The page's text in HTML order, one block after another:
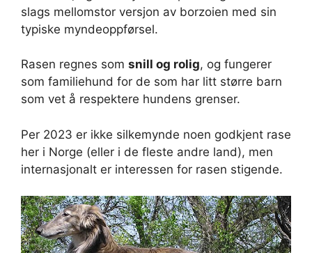
slags mellomstor versjon av borzoien med sin
typiske myndeoppførsel.
Rasen regnes som snill og rolig, og fungerer
som familiehund for de som har litt større barn
som vet å respektere hundens grenser.
Per 2023 er ikke silkemynde noen godkjent rase
her i Norge (eller i de fleste andre land), men
internasjonalt er interessen for rasen stigende.